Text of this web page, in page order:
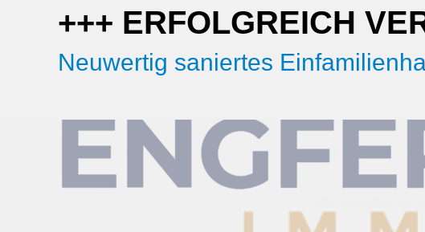
+++ ERFOLGREICH
Neuwertig saniertes